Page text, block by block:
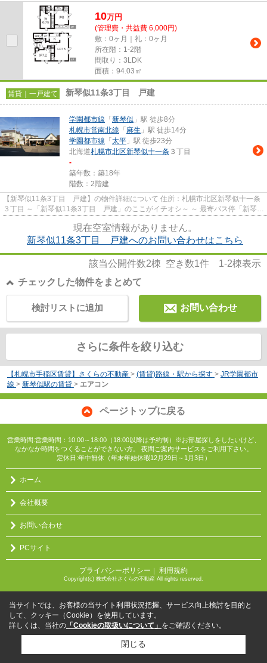
すには十分な広さがあり、それ...
10万円
(管理費・共益費 6,000円)
敷：0ヶ月｜礼：0ヶ月
所在階：1-2階
間取り：3LDK
面積：94.03㎡
賃貸｜一戸建て 新琴似11条3丁目 戸建
学園都市線 「 新琴似 」駅 徒歩8分
札幌市営南北線 「 麻生 」駅 徒歩14分
学園都市線 「 太平 」駅 徒歩23分
北海道札幌市北区新琴似十一条 ３丁目
-
築年数：築18年
階数：2階建
【新琴似11条3丁目 戸建】の物件詳細について 住所：札幌市北区新琴似十一条
３丁目 ～「新琴似11条3丁目 戸建」のここがイチオシ～ ～ 最寄バス停「新琴似
現在空室情報がありません。
新琴似11条3丁目 戸建へのお問い合わせはこちら
該当公開件数2棟 空き数1件 1-2棟表示
チェックした物件をまとめて
お問い合わせ
検討リストに追加
さらに条件を絞り込む
【札幌市手稲区賃貸】さくらの不動産 > (賃貸)路線・駅から探す > JR学園都市
線 > 新琴似駅の賃貸 > エアコン
ページトップに戻る
営業時間:営業時間：10:00～18:00（18:00以降は予約制）※お部屋探しをしたいけど、
なかなか時間をつくることができない方。 夜間ご案内サービスをご利用下さい。
定休日:年中無休（年末年始休暇12月29日～1月3日）
ホーム
会社概要
お問い合わせ
PCサイト
プライバシーポリシー ｜ 利用規約
Copyright(c) 株式会社さくらの不動産 All rights reserved.
当サイトでは、お客様の当サイト利用状況把握、サービス向上検討を目的と
して、クッキー（Cookie）を使用しています。
詳しくは、当社の 「Cookieの取扱いについて」 をご確認ください。
閉じる